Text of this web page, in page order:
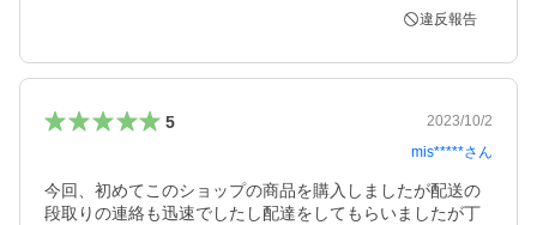
違反報告
5
2023/10/2
mis*****さん
今回、初めてこのショップの商品を購入しましたが配送の
段取りの連絡も迅速でしたし配達をしてもらいましたが丁